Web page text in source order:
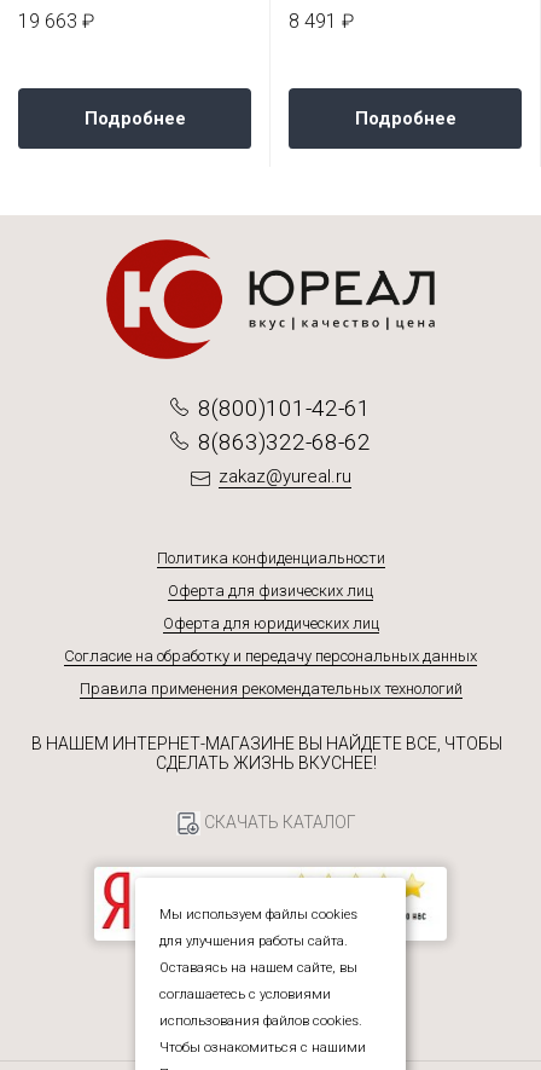
19 663 ₽
Подробнее
8 491 ₽
Подробнее
8(800)101-42-61
8(863)322-68-62
zakaz@yureal.ru
Политика конфиденциальности
Оферта для физических лиц
Оферта для юридических лиц
Согласие на обработку и передачу персональных данных
Правила применения рекомендательных технологий
В НАШЕМ ИНТЕРНЕТ-МАГАЗИНЕ ВЫ НАЙДЕТЕ ВСЕ, ЧТОБЫ
СДЕЛАТЬ ЖИЗНЬ ВКУСНЕЕ!
СКАЧАТЬ КАТАЛОГ
Мы используем файлы cookies
для улучшения работы сайта.
Оставаясь на нашем сайте, вы
соглашаетесь с условиями
использования файлов cookies.
Чтобы ознакомиться с нашими